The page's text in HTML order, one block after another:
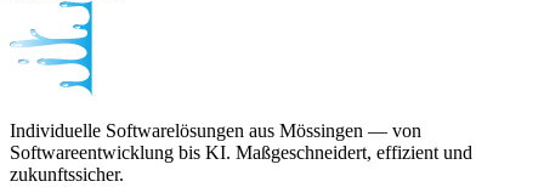
Individuelle Softwarelösungen aus Mössingen — von
Softwareentwicklung bis KI. Maßgeschneidert, effizient und
zukunftssicher.